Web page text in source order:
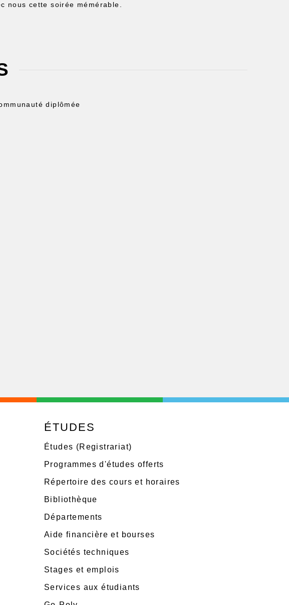
nous cette soirée mémérable.
diplômée
ÉTUDES
Études (Registrariat)
Programmes d'études offerts
Répertoire des cours et horaires
Bibliothèque
Départements
Aide financière et bourses
Sociétés techniques
Stages et emplois
Services aux étudiants